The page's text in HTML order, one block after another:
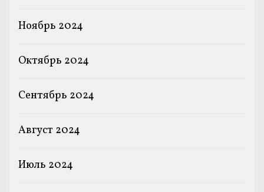
Ноябрь 2024
Октябрь 2024
Сентябрь 2024
Август 2024
Июль 2024